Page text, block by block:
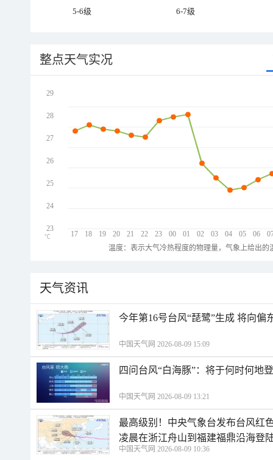
5-6级
6-7级
整点天气实况
17 18 19 20 21 22 23 00 01 02 03 04 05 06
29
28
27
26
25
24
23
℃
温度：表示大气冷热程度的物理量，气象上给出
天气资讯
今年第16号台风“琵鹭”生成 将向偏
中国天气网 2026-08-09 15:09
四问台风“白海豚”：将于何时何地
中国天气网 2026-08-09 13:21
最高级别！中央气象台发布台风红
凌晨在浙江舟山到福建福鼎沿海登
中国天气网 2026-08-09 10:36